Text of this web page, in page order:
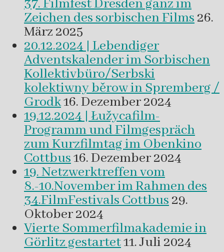
37. Filmfest Dresden ganz im
Zeichen des sorbischen Films26.
März 2025
20.12.2024 | Lebendiger
Adventskalender im Sorbischen
Kollektivbüro/Serbski
kolektiwny běrow in Spremberg /
Grodk16. Dezember 2024
19.12.2024 | Łužycafilm-
Programm und Filmgespräch
zum Kurzfilmtag im Obenkino
Cottbus16. Dezember 2024
19. Netzwerktreffen vom
8.-10.November im Rahmen des
34.FilmFestivals Cottbus29.
Oktober 2024
Vierte Sommerfilmakademie in
Görlitz gestartet11. Juli 2024